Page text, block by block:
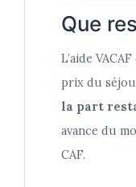
Que
L’aide
prix du
la part
avance du
CAF.